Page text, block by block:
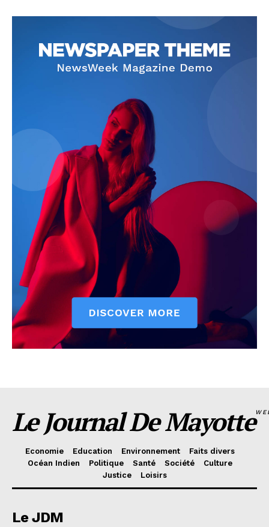
Le Journal De Mayotte
Economie Education Environnement
Faits divers
Océan Indien
Politique Santé Société
Culture
Justice
Loisirs
Le JDM